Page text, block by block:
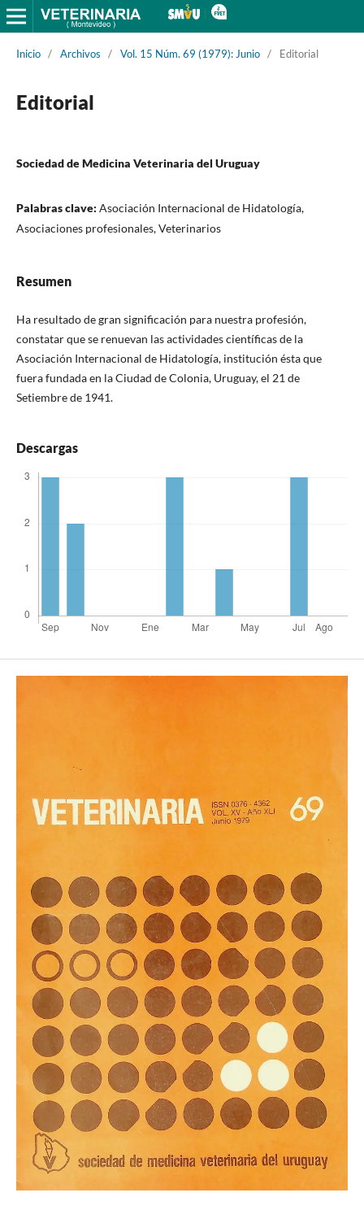
Inicio / Archivos / Vol. 15 Núm. 69 (1979): Junio / Editorial
Editorial
Sociedad de Medicina Veterinaria del Uruguay
Palabras clave: Asociación Internacional de Hidatología,
Asociaciones profesionales, Veterinarios
Resumen
Ha resultado de gran significación para nuestra profesión,
constatar que se renuevan las actividades científicas de la
Asociación Internacional de Hidatología, institución ésta que
fuera fundada en la Ciudad de Colonia, Uruguay, el 21 de
Setiembre de 1941.
Descargas